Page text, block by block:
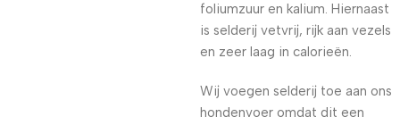
foliumzuur en kalium. Hiernaast
is selderij vetvrij, rijk aan vezels
en zeer laag in calorieën.
Wij voegen selderij toe aan ons
hondenvoer omdat dit een